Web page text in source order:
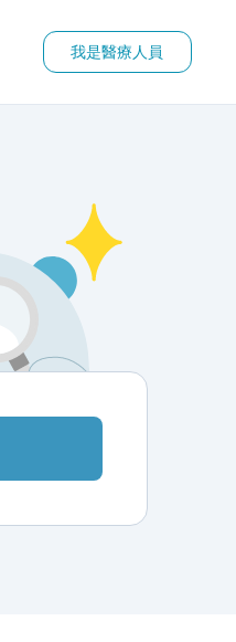
我是醫療人員